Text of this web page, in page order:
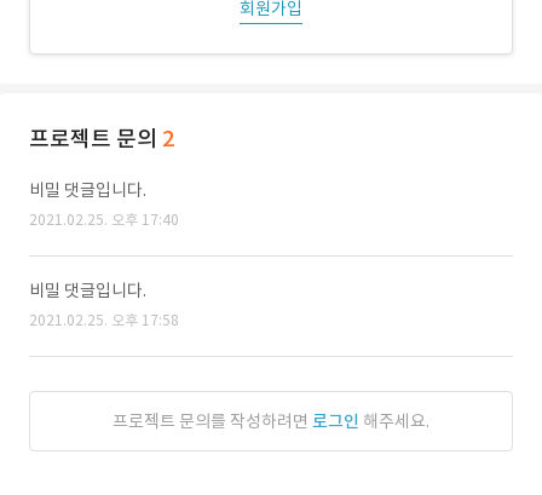
회원가입
프로젝트 문의 2
비밀 댓글입니다.
2021.02.25. 오후 17:40
비밀 댓글입니다.
2021.02.25. 오후 17:58
프로젝트 문의를 작성하려면 로그인 해주세요.